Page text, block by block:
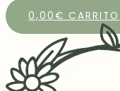
0,00€ CARRITO